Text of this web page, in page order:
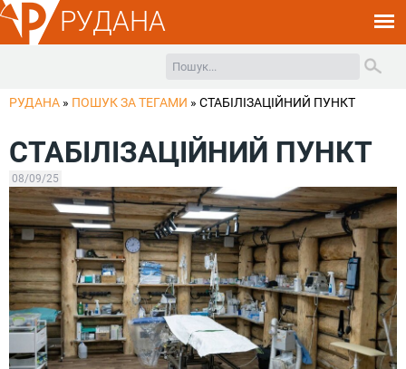
РУДАНА
РУДАНА » ПОШУК ЗА ТЕГАМИ » СТАБІЛІЗАЦІЙНИЙ ПУНКТ
СТАБІЛІЗАЦІЙНИЙ ПУНКТ
08/09/25